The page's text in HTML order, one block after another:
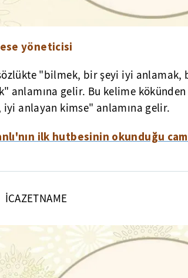
yöneticisi
"bilmek, bir şeyi iyi
anlamına gelir. Bu kelime
iyi anlayan kimse" anlamına gelir.
ilk hutbesinin okunduğu
İCAZETNAME